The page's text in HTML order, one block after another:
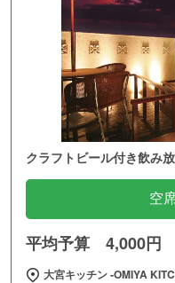
クラフトビール付き飲み
空
平均予算 4,000円
大宮キッチン ‐OMIYA